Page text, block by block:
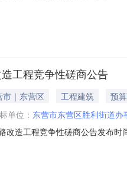
10月9日至2018年10月15日四
工程竞争性磋商公告
市｜东营区 工程建筑
预
单位： 东营市东营区胜利街道
改造工程竞争性磋商公告发布
：本工程包含两条村内道路，